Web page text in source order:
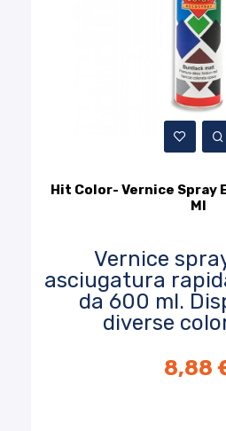
Hit Color- Vernice Spray
Ml
Vernice
asciugatura
da 600 ml.
diverse
8,88